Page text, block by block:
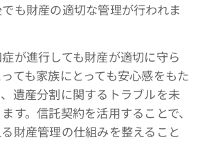
も財産の適切な管理が行われま
が進行しても財産が適切に守ら
ても家族にとっても安心感をもた
遺産分割に関するトラブルを未
す。信託契約を活用することで、
財産管理の仕組みを整えること